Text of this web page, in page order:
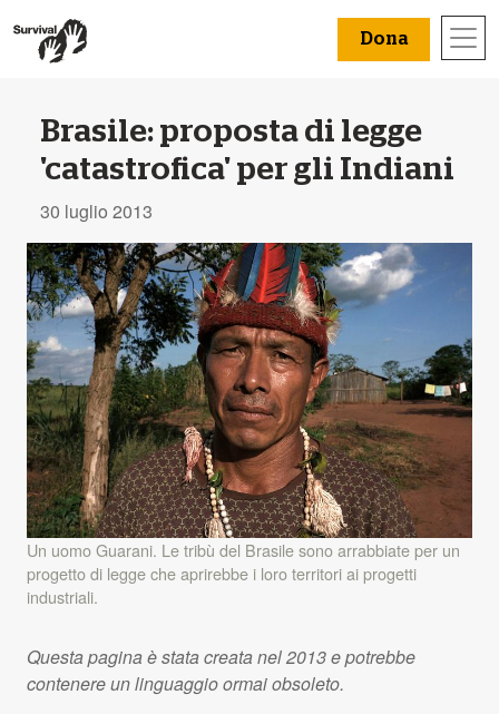
Dona
Brasile: proposta di legge
'catastrofica' per gli Indiani
30 luglio 2013
Un uomo Guarani. Le tribù del Brasile sono arrabbiate per un
progetto di legge che aprirebbe i loro territori ai progetti
industriali.
Questa pagina è stata creata nel 2013 e potrebbe
contenere un linguaggio ormai obsoleto.